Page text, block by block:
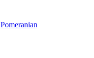
Pomeranian